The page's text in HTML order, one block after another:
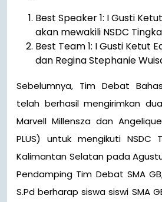
Best Speaker 1: I Gusti
akan mewakili NSDC
Best Team 1: I Gusti Ketut
dan Regina Stephanie
Sebelumnya, Tim Debat
telah berhasil mengirimkan
Marvell Millensza dan
PLUS) untuk mengikuti NSDC
Kalimantan Selatan pada
Pendamping Tim Debat SMA
S.Pd berharap siswa siswi SMA